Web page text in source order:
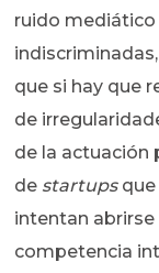
ruido mediático
que si hay que
de
de la actuación
de startupsque
intentan
competencia